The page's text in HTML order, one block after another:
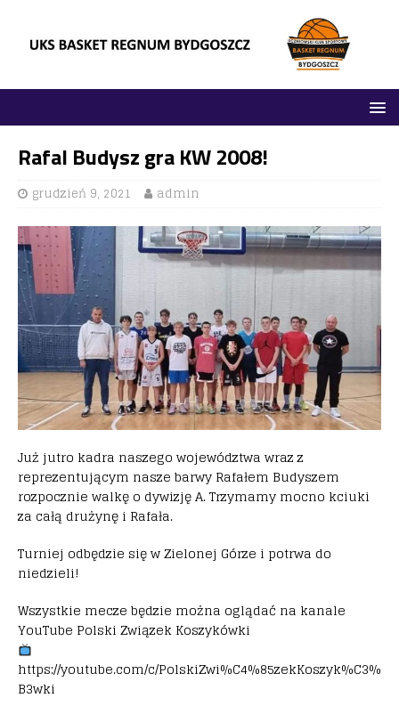
Rafal Budysz gra KW 2008!
grudzień 9, 2021 admin
Już jutro kadra naszego województwa wraz z
reprezentującym nasze barwy Rafałem Budyszem
rozpocznie walkę o dywizję A. Trzymamy mocno kciuki
za całą drużynę i Rafała.
Turniej odbędzie się w Zielonej Górze i potrwa do
niedzieli!
Wszystkie mecze będzie można oglądać na kanale
YouTube Polski Związek Koszykówki
https://youtube.com/c/PolskiZwi%C4%85zekKoszyk%C3%
B3wki